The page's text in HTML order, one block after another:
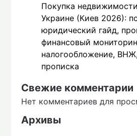
Покупка
Украине (Киев 2026):
юридический гайд,
финансовый
налогообложение,
прописка
Свежие комментарии
Нет комментариев для
Архивы